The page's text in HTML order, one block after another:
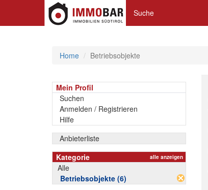
Suche
Home Betriebsobjekte
Mein Profil
Suchen
Anmelden / Registrieren
Hilfe
Anbieterliste
Kategorie
alle anzeigen
Alle
Betriebsobjekte (6)